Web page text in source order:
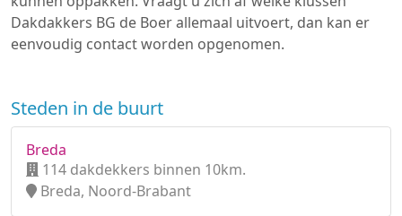
Dakdakkers BG de Boer allemaal uitvoert, dan kan er
eenvoudig contact worden opgenomen.
Steden in de buurt
Breda
114 dakdekkers binnen 10km.
Breda, Noord-Brabant